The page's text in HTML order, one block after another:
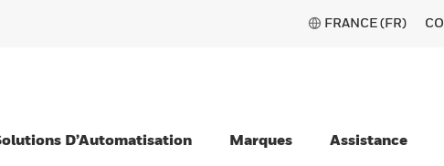
FRANCE (FR)
D’Automatisation Marques Assistance